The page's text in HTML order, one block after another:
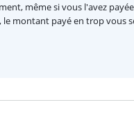
même si vous l'avez
le montant payé en trop vous